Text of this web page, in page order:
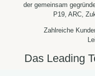
der gemeinsam
P19, ARC,
Zahlreiche
Das Leading